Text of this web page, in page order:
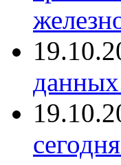
данных